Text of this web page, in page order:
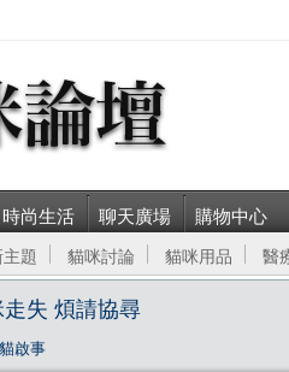
時尚生活 聊天廣場 購物中心
題 貓咪討論 貓咪用品 醫
失 煩請協尋
啟事